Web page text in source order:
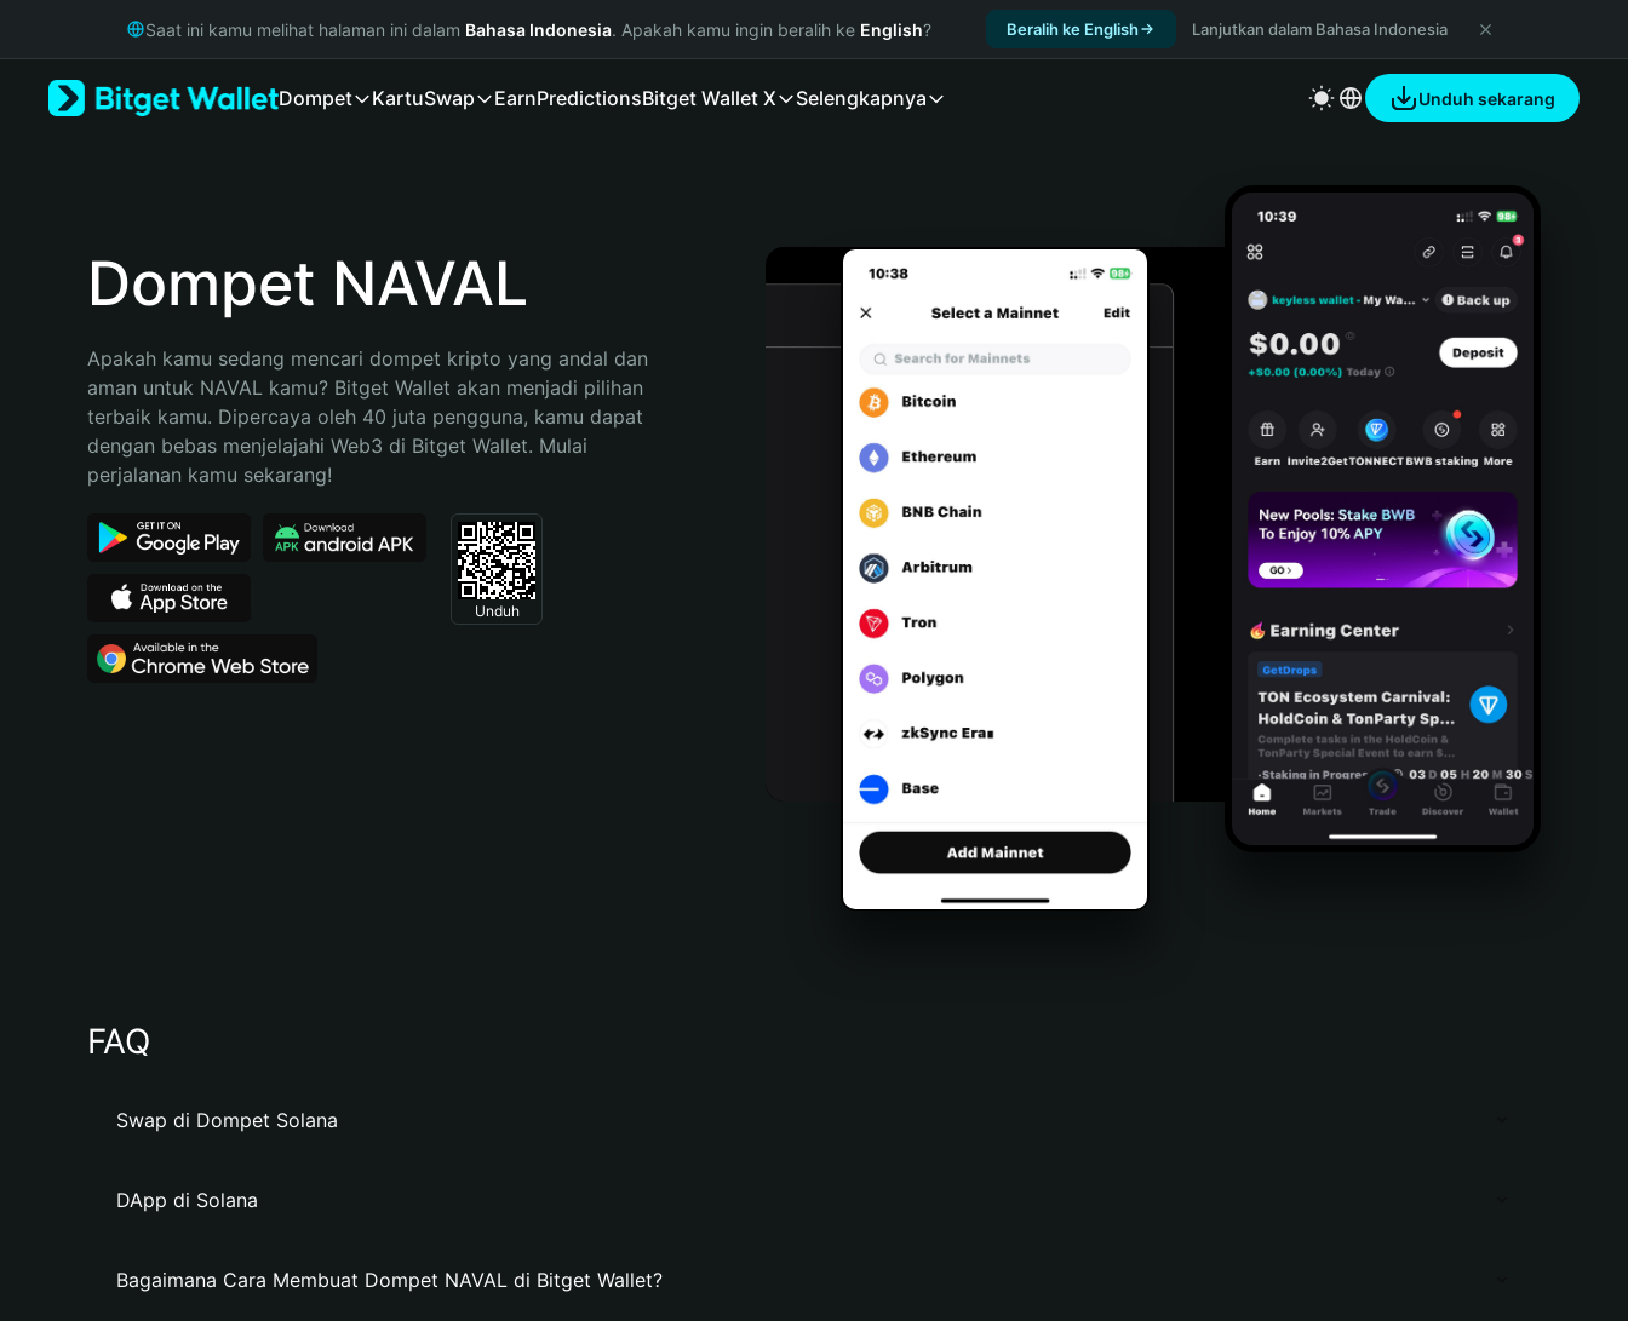
Русский
Bahasa Indonesia
Español (Argentina)
Saat ini kamu melihat halaman ini dalam Bahasa Indonesia. Apakah kamu ingin beralih ke English? Beralih ke English Lanjutkan dalam Bahasa Indonesia
Dompet KartuSwap EarnPredictionsBitget Wallet X Selengkapnya Unduh sekarang
Dompet NAVAL
Apakah kamu sedang mencari dompet kripto yang andal dan
aman untuk NAVAL kamu? Bitget Wallet akan menjadi pilihan
terbaik kamu. Dipercaya oleh 40 juta pengguna, kamu dapat
dengan bebas menjelajahi Web3 di Bitget Wallet. Mulai
perjalanan kamu sekarang!
Unduh
FAQ
Swap di Dompet Solana
DApp di Solana
Bagaimana Cara Membuat Dompet NAVAL di Bitget Wallet?